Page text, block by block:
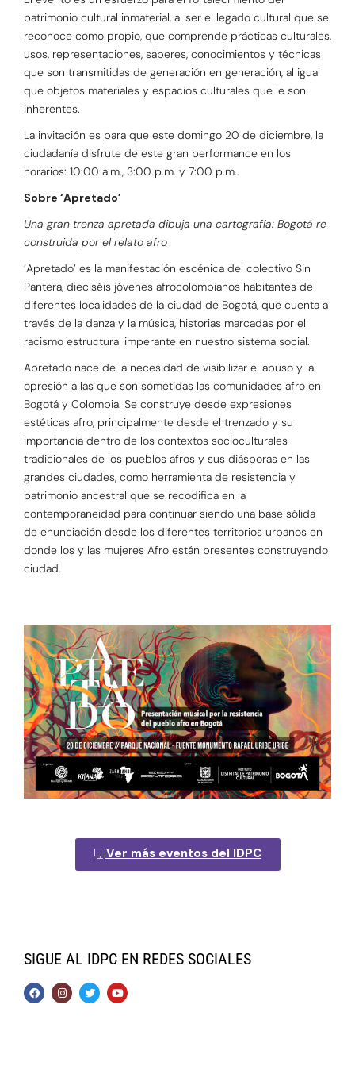
patrimonio cultural inmaterial, al ser el legado cultural que se
reconoce como propio, que comprende prácticas culturales,
usos, representaciones, saberes, conocimientos y técnicas
que son transmitidas de generación en generación, al igual
que objetos materiales y espacios culturales que le son
inherentes.
La invitación es para que este domingo 20 de diciembre, la
ciudadanía disfrute de este gran performance en los
horarios: 10:00 a.m., 3:00 p.m. y 7:00 p.m..
Sobre ‘Apretado’
Una gran trenza apretada dibuja una cartografía: Bogotá re
construida por el relato afro
‘Apretado’ es la manifestación escénica del colectivo Sin
Pantera, dieciséis jóvenes afrocolombianos habitantes de
diferentes localidades de la ciudad de Bogotá, que cuenta a
través de la danza y la música, historias marcadas por el
racismo estructural imperante en nuestro sistema social.
Apretado nace de la necesidad de visibilizar el abuso y la
opresión a las que son sometidas las comunidades afro en
Bogotá y Colombia. Se construye desde expresiones
estéticas afro, principalmente desde el trenzado y su
importancia dentro de los contextos socioculturales
tradicionales de los pueblos afros y sus diásporas en las
grandes ciudades, como herramienta de resistencia y
patrimonio ancestral que se recodifica en la
contemporaneidad para continuar siendo una base sólida
de enunciación desde los diferentes territorios urbanos en
donde los y las mujeres Afro están presentes construyendo
ciudad.
Ver más eventos del IDPC
SIGUE AL IDPC EN REDES SOCIALES